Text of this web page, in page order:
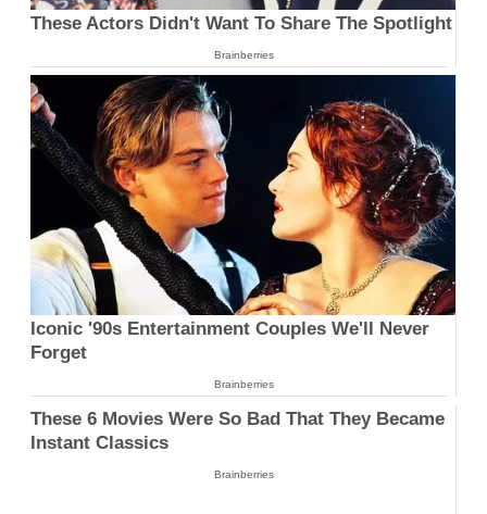
These Actors Didn't Want To Share The Spotlight
Brainberries
Iconic '90s Entertainment Couples We'll Never
Forget
Brainberries
These 6 Movies Were So Bad That They Became
Instant Classics
Brainberries